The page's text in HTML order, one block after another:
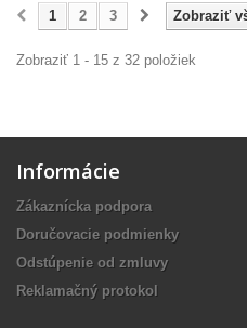
Zobraziť
1 2 3
Zobraziť 1 - 15 z 32 položiek
Informácie
Zákaznícka podpora
Doručovacie podmienky
Odstúpenie od zmluvy
Reklamačný protokol